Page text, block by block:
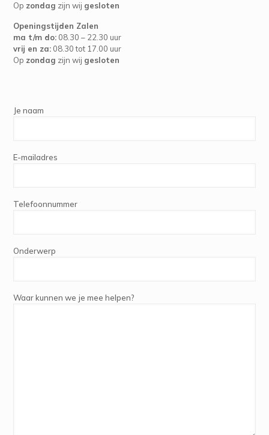
Op zondag zijn wij gesloten
Openingstijden Zalen
ma t/m do:08.30 – 22.30 uur
vrij en za:08.30 tot 17.00 uur
Op zondag zijn wij gesloten
Je naam
E-mailadres
Telefoonnummer
Onderwerp
Waar kunnen we je mee helpen?